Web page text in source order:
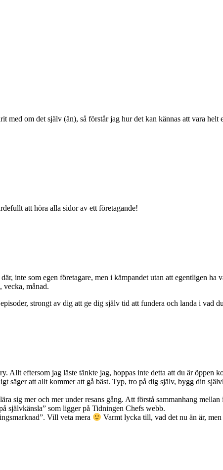
om det själv (än), så förstår jag hur det kan kännas att vara
att höra alla sidor av ett företagande!
inte som egen företagare, men i kämpandet utan att egentligen
vecka, månad.
strongt av dig att ge dig själv tid att fundera och landa i
Allt eftersom jag läste tänkte jag, hoppas inte detta att du är öppen
säger att allt kommer att gå bäst. Typ, tro på dig själv, bygg din
sig mer och mer under resans gång. Att förstå sammanhang
självkänsla” som ligger på Tidningen Chefs webb.
Vill veta mera
Varmt lycka till, vad det nu än är,